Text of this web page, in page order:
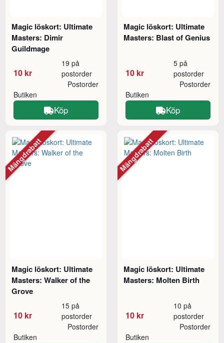
Magic löskort: Ultimate
Masters: Dimir
Guildmage
10 kr
19 på
postorder
Butiken
Postorder
Köp
Magic löskort: Ultimate
Masters: Blast of Genius
10 kr
5 på
postorder
Butiken
Postorder
Köp
Magic löskort: Ultimate
Masters: Walker of the
Grove
10 kr
15 på
postorder
Butiken
Postorder
Mängdrabatt
Magic löskort: Ultimate
Masters: Molten Birth
10 kr
10 på
postorder
Butiken
Postorder
Mängdrabatt